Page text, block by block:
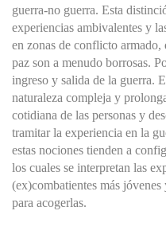
guerra-no guerra. Esta
experiencias ambivalentes y
en zonas de conflicto armado,
paz son a menudo borrosas.
ingreso y salida de la guerra.
naturaleza compleja y
cotidiana de las personas y
tramitar la experiencia en la
estas nociones tienden a
los cuales se interpretan las
(ex)combatientes más
para acogerlas.